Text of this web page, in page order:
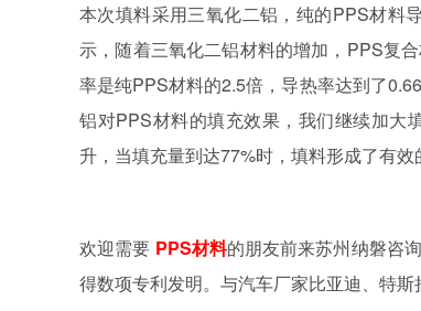
本次填料采用三氧化二铝，纯的PPS材料
示，随着三氧化二铝材料的增加，PPS复
率是纯PPS材料的2.5倍，导热率达到了
铝对PPS材料的填充效果，我们继续加大
升，当填充量到达77%时，填料形成了有效
欢迎需要 PPS材料的朋友前来苏州纳磐咨
得数项专利发明。与汽车厂家比亚迪、特斯